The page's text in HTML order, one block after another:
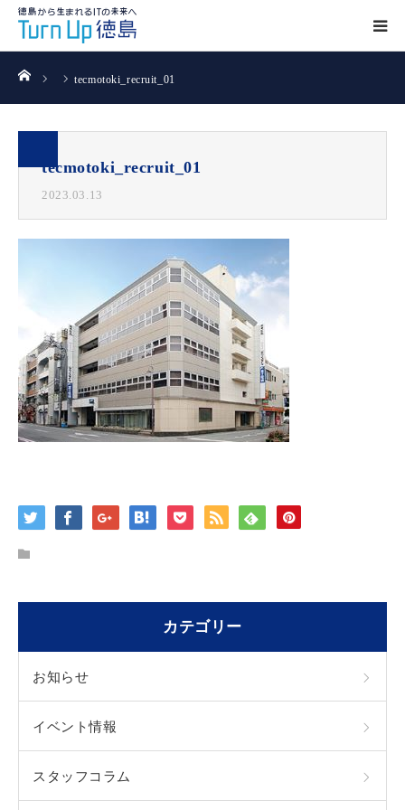
ホーム tecmotoki_recruit_01
tecmotoki_recruit_01
2023.03.13
カテゴリー
お知らせ
イベント情報
スタッフコラム